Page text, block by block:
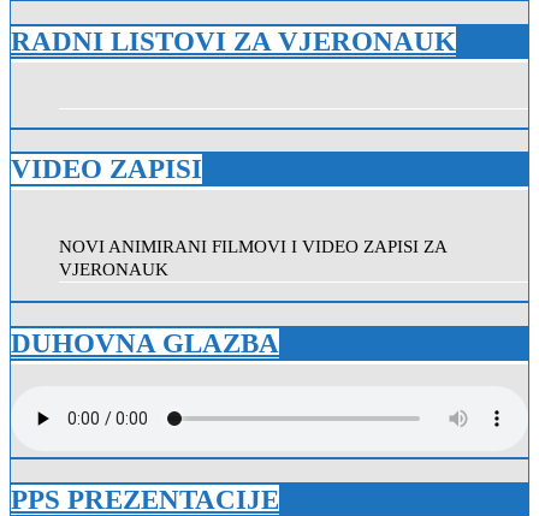
RADNI LISTOVI ZA VJERONAUK
VIDEO ZAPISI
NOVI ANIMIRANI FILMOVI I VIDEO ZAPISI ZA
VJERONAUK
DUHOVNA GLAZBA
PPS PREZENTACIJE